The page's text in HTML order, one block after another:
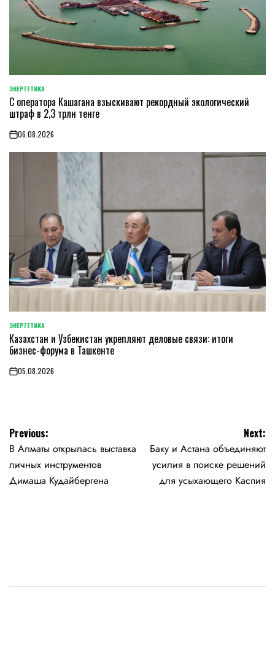
POSTED
IN
ЭНЕРГЕТИКА
С оператора Кашагана взыскивают рекордный экологический
штраф в 2,3 трлн тенге
on06.08.2026
POSTED
IN
ЭНЕРГЕТИКА
Казахстан и Узбекистан укрепляют деловые связи: итоги
бизнес-форума в Ташкенте
on05.08.2026
Навигация
по
записям
Previous:
В Алматы открылась выставка
личных инструментов
Димаша Кудайбергена
Next:
Баку и Астана объединяют
усилия в поиске решений
для усыхающего Каспия